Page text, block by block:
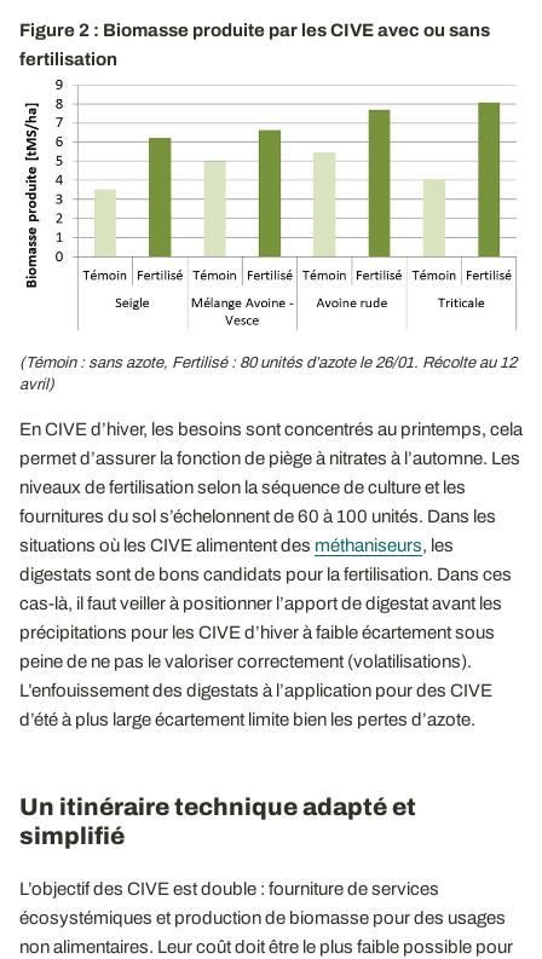
Figure 2 : Biomasse produite par les CIVE avec ou sans
fertilisation
(Témoin : sans azote, Fertilisé : 80 unités d’azote le 26/01. Récolte au 12
avril)
En CIVE d’hiver, les besoins sont concentrés au printemps, cela
permet d’assurer la fonction de piège à nitrates à l’automne. Les
niveaux de fertilisation selon la séquence de culture et les
fournitures du sol s’échelonnent de 60 à 100 unités. Dans les
situations où les CIVE alimentent des méthaniseurs, les
digestats sont de bons candidats pour la fertilisation. Dans ces
cas-là, il faut veiller à positionner l’apport de digestat avant les
précipitations pour les CIVE d’hiver à faible écartement sous
peine de ne pas le valoriser correctement (volatilisations).
L’enfouissement des digestats à l’application pour des CIVE
d’été à plus large écartement limite bien les pertes d’azote.
Un itinéraire technique adapté et
simplifié
L’objectif des CIVE est double : fourniture de services
écosystémiques et production de biomasse pour des usages
non alimentaires. Leur coût doit être le plus faible possible pour